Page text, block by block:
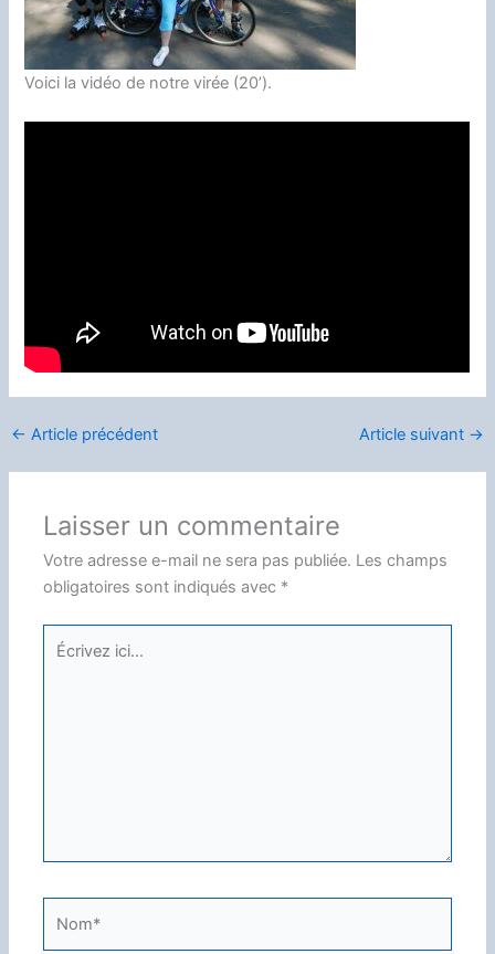
Voici la vidéo de notre virée (20’).
← Article précédent Article suivant →
Laisser un commentaire
Votre adresse e-mail ne sera pas publiée. Les champs
obligatoires sont indiqués avec *
ici…